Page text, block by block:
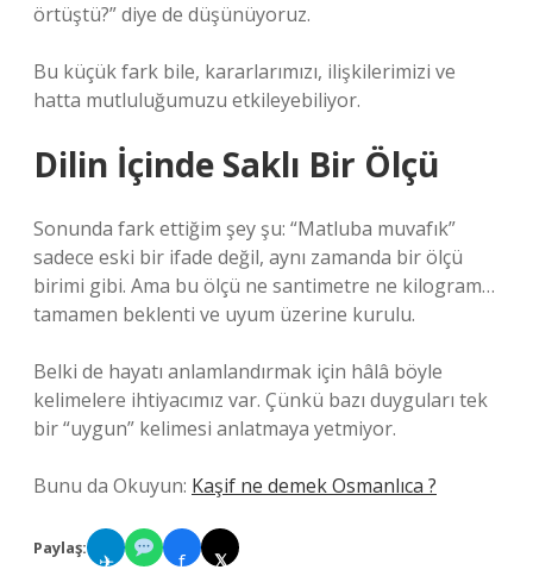
örtüştü?” diye de düşünüyoruz.
Bu küçük fark bile, kararlarımızı, ilişkilerimizi ve
hatta mutluluğumuzu etkileyebiliyor.
Dilin İçinde Saklı Bir Ölçü
Sonunda fark ettiğim şey şu: “Matluba muvafık”
sadece eski bir ifade değil, aynı zamanda bir ölçü
birimi gibi. Ama bu ölçü ne santimetre ne kilogram…
tamamen beklenti ve uyum üzerine kurulu.
Belki de hayatı anlamlandırmak için hâlâ böyle
kelimelere ihtiyacımız var. Çünkü bazı duyguları tek
bir “uygun” kelimesi anlatmaya yetmiyor.
Bunu da Okuyun: Kaşif ne demek Osmanlıca ?
Paylaş:
✈ f 𝕏